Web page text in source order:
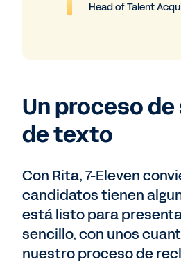
Head of Talent
Un proceso
de texto
Con Rita, 7-Eleven
candidatos tienen
está listo para
sencillo, con unos
nuestro proceso de